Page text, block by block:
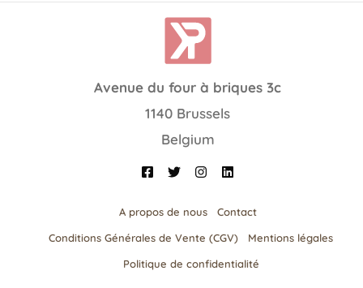
Avenue du four à briques 3c
1140 Brussels
Belgium
A propos de nous
Contact
Conditions Générales de Vente (CGV)
Mentions légales
Politique de confidentialité